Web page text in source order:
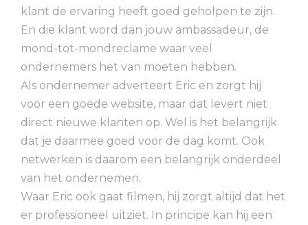
klant de ervaring heeft goed geholpen te zijn.
En die klant word dan jouw ambassadeur, de
mond-tot-mondreclame waar veel
ondernemers het van moeten hebben.
Als ondernemer adverteert Eric en zorgt hij
voor een goede website, maar dat levert niet
direct nieuwe klanten op. Wel is het belangrijk
dat je daarmee goed voor de dag komt. Ook
netwerken is daarom een belangrijk onderdeel
van het ondernemen.
Waar Eric ook gaat filmen, hij zorgt altijd dat het
er professioneel uitziet. In principe kan hij een